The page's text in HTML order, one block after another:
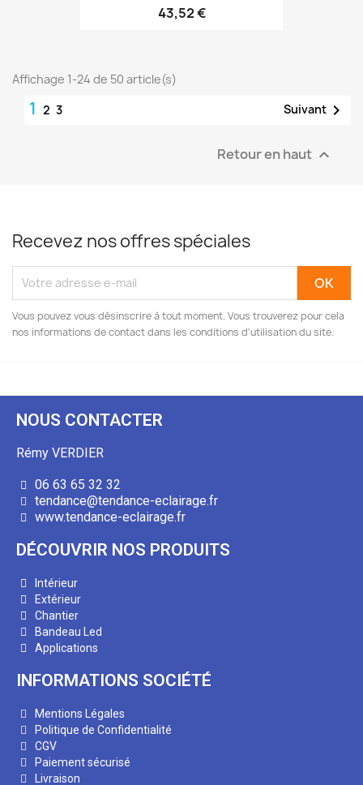
43,52 €
Affichage 1-24 de 50 article(s)
1 2 3 Suivant 
Retour en haut 
Recevez nos offres spéciales
Vous pouvez vous désinscrire à tout moment. Vous trouverez pour cela
nos informations de contact dans les conditions d'utilisation du site.
NOUS CONTACTER
Rémy VERDIER
06 63 65 32 32
tendance@tendance-eclairage.fr
www.tendance-eclairage.fr
DÉCOUVRIR NOS PRODUITS
Intérieur
Extérieur
Chantier
Bandeau Led
Applications
INFORMATIONS SOCIÉTÉ
Mentions Légales
Politique de Confidentialité
CGV
Paiement sécurisé
Livraison